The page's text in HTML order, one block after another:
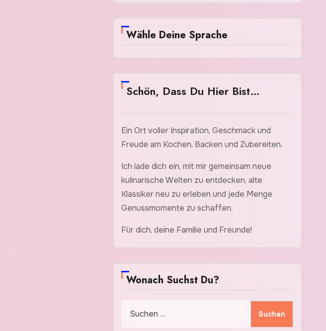
Wähle Deine Sprache
Schön, Dass Du Hier Bist…
Ein Ort voller Inspiration, Geschmack und
Freude am Kochen, Backen und Zubereiten.
Ich lade dich ein, mit mir gemeinsam neue
kulinarische Welten zu entdecken, alte
Klassiker neu zu erleben und jede Menge
Genussmomente zu schaffen.
Für dich, deine Familie und Freunde!
Wonach Suchst Du?